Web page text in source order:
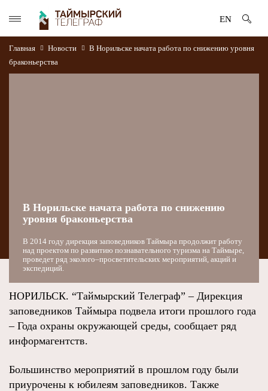
EN
Главная Новости
В Норильске начата работа по снижению уровня
браконьерства
В Норильске начата работа по снижению
уровня браконьерства
В 2014 году дирекция заповедников Таймыра продолжит работу
над проектом по развитию познавательного туризма на Таймыре,
проведет ряд эколого–просветительских мероприятий, акций и
экспедиций.
НОРИЛЬСК. “Таймырский Телеграф” – Дирекция
заповедников Таймыра подвела итоги прошлого года
– Года охраны окружающей среды, сообщает ряд
информагентств.
Большинство мероприятий в прошлом году были
приурочены к юбилеям заповедников. Также